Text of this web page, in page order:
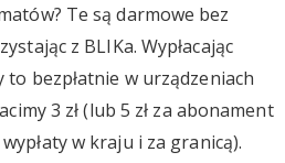
Te są darmowe bez
z BLIKa. Wypłacając
bezpłatnie w urządzeniach
3 zł (lub 5 zł za abonament
w kraju i za granicą).